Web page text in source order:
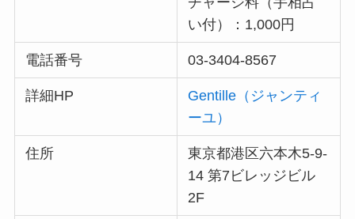
い付）：1,000円
電話番号 03-3404-8567
詳細HP
Gentille（ジャンティ
ーユ）
住所
東京都港区六本木5-9-
14 第7ビレッジビル
2F